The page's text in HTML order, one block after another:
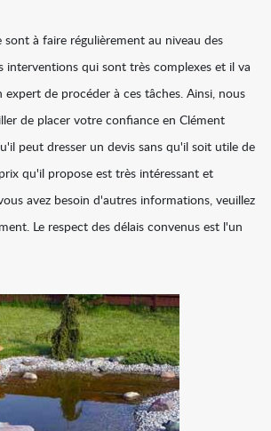
à faire régulièrement au niveau des
interventions qui sont très complexes et il va
de procéder à ces tâches. Ainsi, nous
de placer votre confiance en Clément
peut dresser un devis sans qu'il soit utile de
qu'il propose est très intéressant et
avez besoin d'autres informations, veuillez
Le respect des délais convenus est l'un